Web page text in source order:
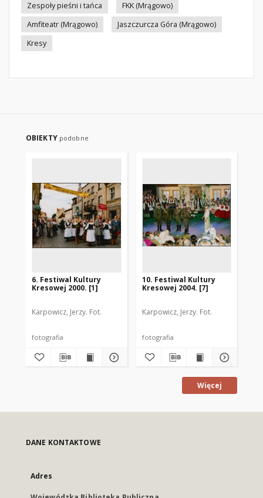
Zespoły pieśni i tańca
FKK (Mrągowo)
Amfiteatr (Mrągowo)
Jaszczurcza Góra (Mrągowo)
Kresy
OBIEKTY podobne
6. Festiwal Kultury
Kresowej 2000. [1]
Karpowicz, Jerzy. Fot.
fotografia
10. Festiwal Kultury
Kresowej 2004. [7]
Karpowicz, Jerzy. Fot.
fotografia
Więcej
DANE KONTAKTOWE
Adres